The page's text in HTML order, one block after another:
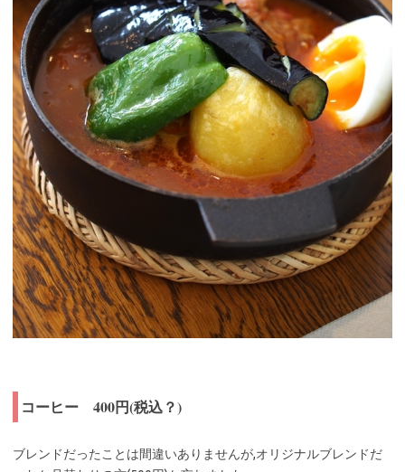
コーヒー 400円(税込？)
ブレンドだったことは間違いありませんが,オリジナルブレンドだ